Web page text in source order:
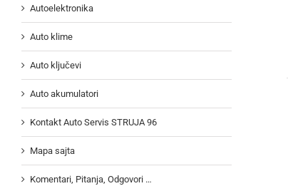
Autoelektronika
Auto klime
Auto ključevi
Auto akumulatori
Kontakt Auto Servis STRUJA 96
Mapa sajta
Komentari, Pitanja, Odgovori …